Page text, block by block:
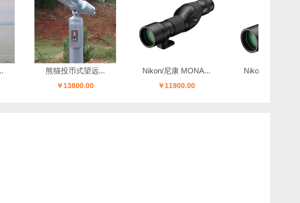
熊猫投币式望远...
￥13800.00
Nikon/尼康 MONA...
￥11900.00
Nikon/尼康